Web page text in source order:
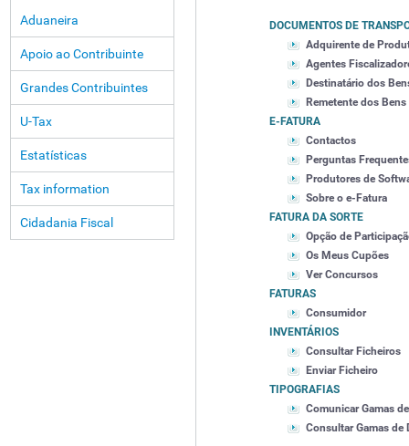
Aduaneira
Apoio ao Contribuinte
Grandes Contribuintes
U-Tax
Estatísticas
Tax information
Cidadania Fiscal
DOCUMENTOS DE
Adquirente de
Agentes
Destinatário dos
Remetente dos Bens
E-FATURA
Contactos
Perguntas
Produtores de
Sobre o e-Fatura
FATURA DA SORTE
Opção de
Os Meus Cupões
Ver Concursos
FATURAS
Consumidor
INVENTÁRIOS
Consultar Ficheiros
Enviar Ficheiro
TIPOGRAFIAS
Comunicar Gamas
Consultar Gamas de